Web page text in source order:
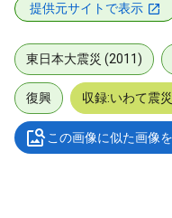
提供元サイトで表示
東日本大震災 (2011)
復興 収録:いわて震
この画像に似た画像